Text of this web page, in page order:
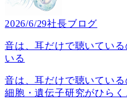
2026/6/29社長ブログ
音は、耳だけで聴いてい
いる
音は、耳だけで聴いてい
細胞・遺伝子研究がひら